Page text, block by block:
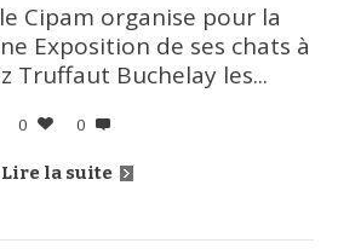
Cipam organise pour la
Exposition de ses chats à
Truffaut Buchelay les...
0 0
Lire la suite